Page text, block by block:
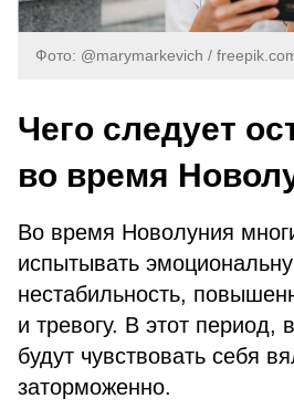
Фото: @marymarkevich /
Чего следует
во время
Во время Новолуния
испытывать
нестабильность,
и тревогу. В этот период,
будут чувствовать себя
заторможенно.